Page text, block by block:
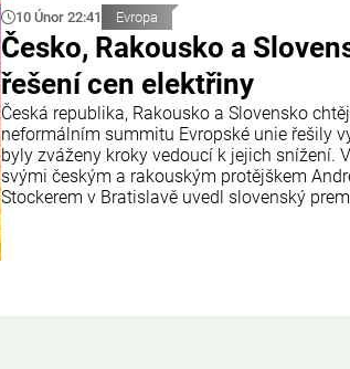
10 Únor 22:41 Evropa
Česko, Rakousko a
řešení cen elektřiny
Česká republika, Rakousko a Slovensko
neformálním summitu Evropské unie řešily
byly zváženy kroky vedoucí k jejich snížení.
svými českým a rakouským protějškem
Stockerem v Bratislavě uvedl slovenský